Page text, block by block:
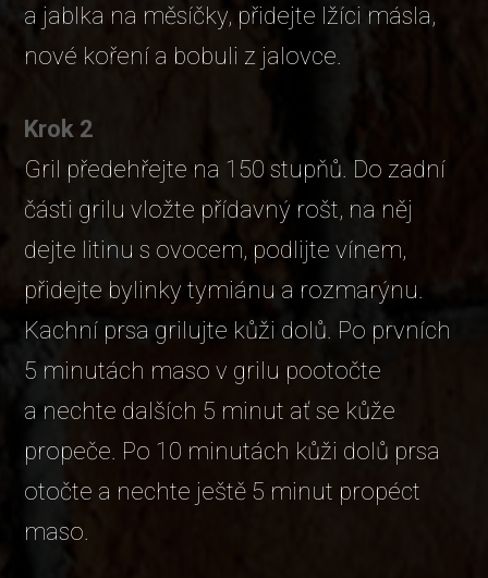
a jablka na měsíčky, přidejte lžíci másla,
nové koření a bobuli z jalovce.
Krok 2
Gril předehřejte na 150 stupňů. Do zadní
části grilu vložte přídavný rošt, na něj
dejte litinu s ovocem, podlijte vínem,
přidejte bylinky tymiánu a rozmarýnu.
Kachní prsa grilujte kůži dolů. Po prvních
5 minutách maso v grilu pootočte
a nechte dalších 5 minut ať se kůže
propeče. Po 10 minutách kůži dolů prsa
otočte a nechte ještě 5 minut propéct
maso.